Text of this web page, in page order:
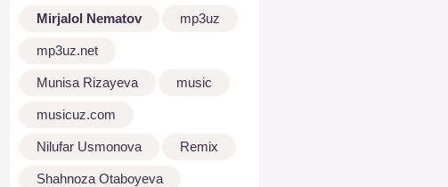
Mirjalol Nematov mp3uz
mp3uz.net
Munisa Rizayeva music
musicuz.com
Nilufar Usmonova Remix
Shahnoza Otaboyeva